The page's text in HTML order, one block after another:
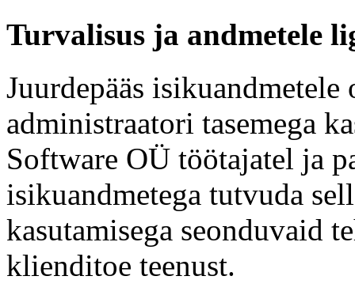
Turvalisus ja andmetele
Juurdepääs
administraatori tasemega
Software OÜ töötajatel ja
isikuandmetega tutvuda
kasutamisega seonduvaid
klienditoe teenust.